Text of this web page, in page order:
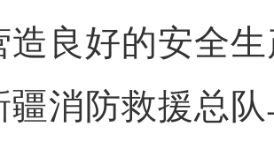
造良好的安全
防救援总队